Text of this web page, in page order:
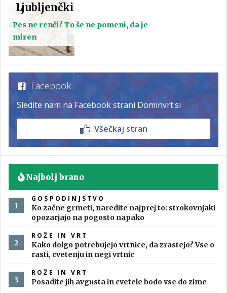
Ljubljenčki
Pes ne renči? To še ne pomeni, da je
miren
Facebook
Sledite nam na Facebook strani Dominvrt.si
Všečkaj stran
Najbolj brano
GOSPODINJSTVO
Ko začne grmeti, naredite najprej to: strokovnjaki
opozarjajo na pogosto napako
ROŽE IN VRT
Kako dolgo potrebujejo vrtnice, da zrastejo? Vse o
rasti, cvetenju in negi vrtnic
ROŽE IN VRT
Posadite jih avgusta in cvetele bodo vse do zime